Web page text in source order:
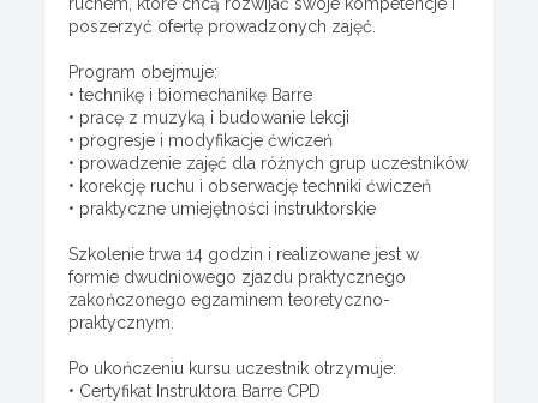
poszerzyć ofertę prowadzonych zajęć.
Program obejmuje:
• technikę i biomechanikę Barre
• pracę z muzyką i budowanie lekcji
• progresje i modyfikacje ćwiczeń
• prowadzenie zajęć dla różnych grup uczestników
• korekcję ruchu i obserwację techniki ćwiczeń
• praktyczne umiejętności instruktorskie
Szkolenie trwa 14 godzin i realizowane jest w
formie dwudniowego zjazdu praktycznego
zakończonego egzaminem teoretyczno-
praktycznym.
Po ukończeniu kursu uczestnik otrzymuje:
• Certyfikat Instruktora Barre CPD